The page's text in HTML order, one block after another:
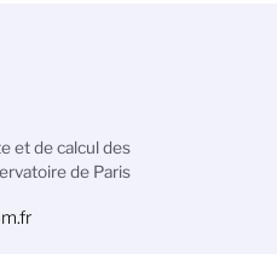
et de calcul des
de Paris